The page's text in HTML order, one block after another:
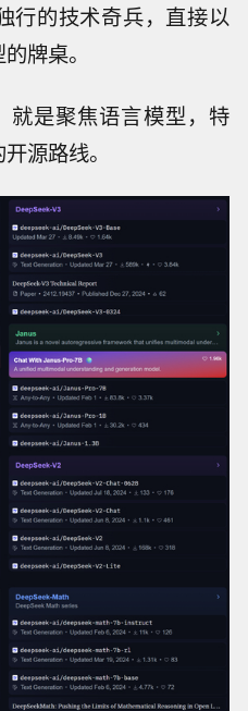
行的技术奇兵，直接以
牌桌。
就是聚焦语言模型，特
源路线。